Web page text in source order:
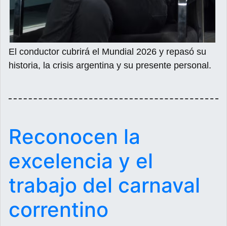
El conductor cubrirá el Mundial 2026 y repasó su
historia, la crisis argentina y su presente personal.
Reconocen la
excelencia y el
trabajo del carnaval
correntino